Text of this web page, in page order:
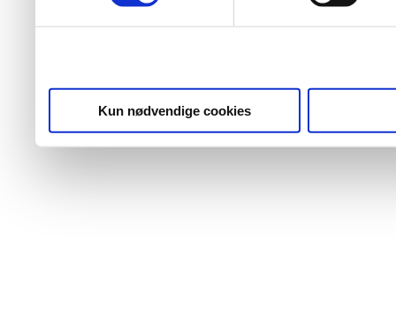
Kun nødvendige cookies